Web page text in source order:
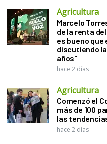
Agricultura
Marcelo
de la renta
es bueno que
discutiendo
años"
hace 2 días
Agricultura
Comenzó el
más de 100
las
hace 2 días